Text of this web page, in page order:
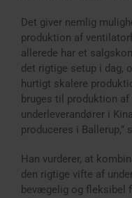
Det giver nemlig
produktion af
allerede har et
det rigtige setup i dag,
hurtigt skalere
bruges til produktion
underleverandører i
produceres i Ballerup,”
Han vurderer, at
den rigtige vifte af
bevægelig og fleksibel